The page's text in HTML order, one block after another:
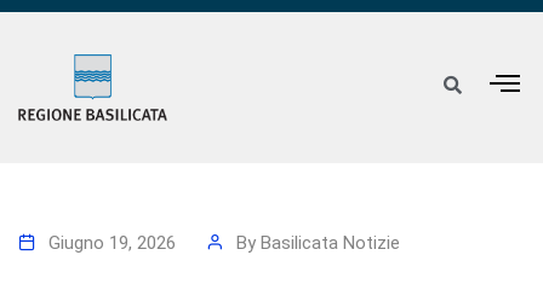
Giugno 19, 2026 By Basilicata Notizie